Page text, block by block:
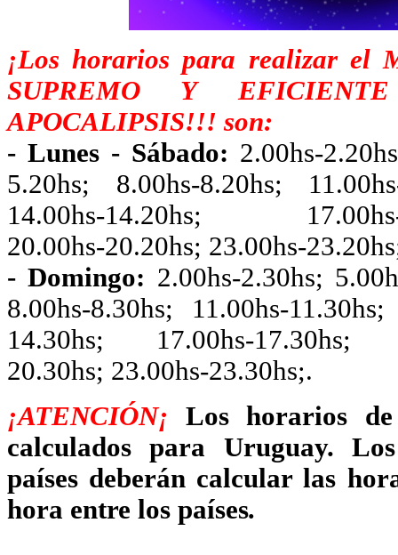
¡Los horarios para realizar el
SUPREMO Y
APOCALIPSIS!!! son:
- Lunes - Sábado: 2.00hs-
5.20hs; 8.00hs-8.20hs;
14.00hs-14.20hs; 17.00hs-
20.00hs-20.20hs; 23.00hs-
- Domingo: 2.00hs-2.30hs;
8.00hs-8.30hs; 11.00hs-
14.30hs; 17.00hs-17.30hs;
20.30hs; 23.00hs-23.30hs;.
¡ATENCIÓN¡ Los horarios de
calculados para Uruguay.
países deberán calcular las
hora entre los países.